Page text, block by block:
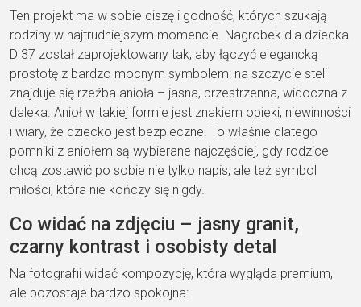
Ten projekt ma w sobie ciszę i godność, których szukają
rodziny w najtrudniejszym momencie. Nagrobek dla dziecka
D 37 został zaprojektowany tak, aby łączyć elegancką
prostotę z bardzo mocnym symbolem: na szczycie steli
znajduje się rzeźba anioła – jasna, przestrzenna, widoczna z
daleka. Anioł w takiej formie jest znakiem opieki, niewinności
i wiary, że dziecko jest bezpieczne. To właśnie dlatego
pomniki z aniołem są wybierane najczęściej, gdy rodzice
chcą zostawić po sobie nie tylko napis, ale też symbol
miłości, która nie kończy się nigdy.
Co widać na zdjęciu – jasny granit,
czarny kontrast i osobisty detal
Na fotografii widać kompozycję, która wygląda premium,
ale pozostaje bardzo spokojna: